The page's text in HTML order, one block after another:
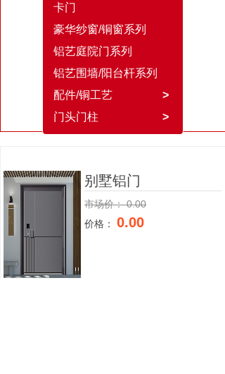
卡门
豪华纱窗/铜窗系列
铝艺庭院门系列
铝艺围墙/阳台杆系列
配件/铜工艺
>
门头门柱
>
别墅铝门
市场价： 0.00
价格： 0.00